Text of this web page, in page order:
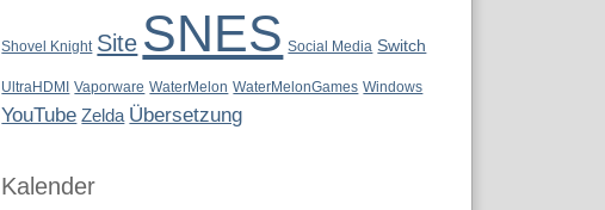
Shovel Knight Site SNES Social Media Switch
UltraHDMI Vaporware WaterMelon WaterMelonGames Windows
YouTube Zelda Übersetzung
Kalender